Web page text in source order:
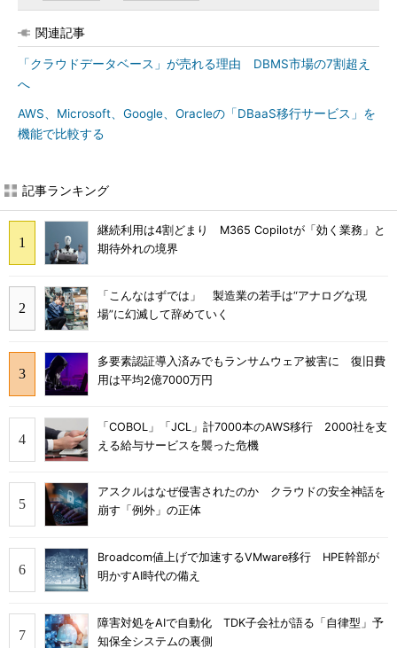
関連記事
「クラウドデータベース」が売れる理由 DBMS市場の7割超え
へ
AWS、Microsoft、Google、Oracleの「DBaaS移行サービス」を
機能で比較する
記事ランキング
継続利用は4割どまり M365 Copilotが「効く業務」と
期待外れの境界
「こんなはずでは」 製造業の若手は“アナログな現
場”に幻滅して辞めていく
多要素認証導入済みでもランサムウェア被害に 復旧費
用は平均2億7000万円
「COBOL」「JCL」計7000本のAWS移行 2000社を支
える給与サービスを襲った危機
アスクルはなぜ侵害されたのか クラウドの安全神話を
崩す「例外」の正体
Broadcom値上げで加速するVMware移行 HPE幹部が
明かすAI時代の備え
障害対処をAIで自動化 TDK子会社が語る「自律型」予
知保全システムの裏側